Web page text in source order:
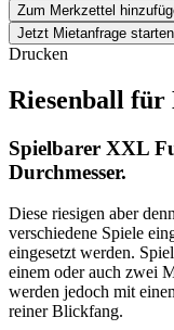
Zum Merkzettel
Jetzt Mietanfrage starten
Drucken
Riesenball für
Spielbarer XXL
Durchmesser.
Diese riesigen aber
verschiedene Spiele
eingesetzt werden.
einem oder auch zwei
werden jedoch mit
reiner Blickfang.